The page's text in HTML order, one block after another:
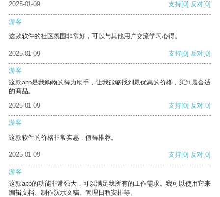
2025-01-09 支持[0] 反对[0]
游客
这款软件的社区氛围非常好，可以与其他用户交流学习心得。
2025-01-09 支持[0] 反对[0]
游客
这款app是我购物的得力助手，让我能够找到最优惠的价格，买到最合适
的商品。
2025-01-09
支持[0] 反对[0]
游客
这款软件的价格非常实惠，值得推荐。
2025-01-09 支持[0] 反对[0]
游客
这款app的功能非常强大，可以满足我所有的工作需求。我可以使用它来
编辑文档、制作演示文稿、管理日程安排等。